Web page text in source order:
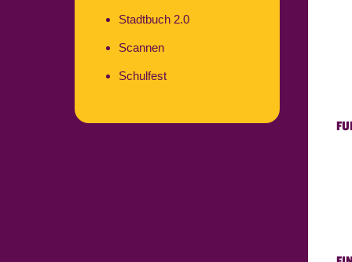
Stadtbuch 2.0
Scannen
Schulfest